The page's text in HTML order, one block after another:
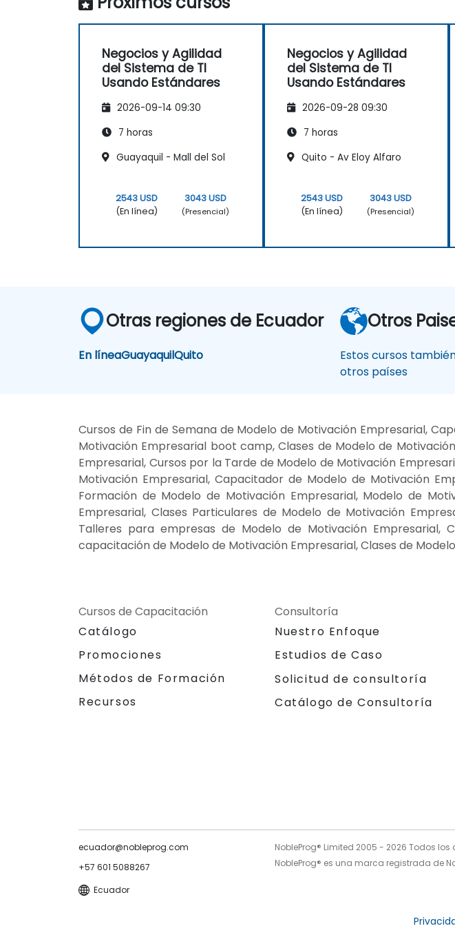
Negocios y Agilidad
del Sistema de TI
Usando Estándares
2026-09-14 09:30
7 horas
Guayaquil - Mall del Sol
2543 USD
(En línea)
3043 USD
(Presencial)
Negocios y Agilidad
del Sistema de TI
Usando Estándares
2026-09-28 09:30
7 horas
Quito - Av Eloy Alfaro
2543 USD
(En línea)
3043 USD
(Presencial)
Otras regiones de Ecuador
En líneaGuayaquilQuito
Otros
Estos cursos
otros países
Cursos de Fin de Semana de Modelo de Motivación Empresarial,
Motivación Empresarial boot camp, Clases de Modelo de
Empresarial, Cursos por la Tarde de Modelo de Motivación
Motivación Empresarial, Capacitador de Modelo de Motivación
Formación de Modelo de Motivación Empresarial, Modelo de
Empresarial, Clases Particulares de Modelo de Motivación
Talleres para empresas de Modelo de Motivación Empresarial,
capacitación de Modelo de Motivación Empresarial, Clases de
Cursos de Capacitación
Catálogo
Promociones
Métodos de Formación
Recursos
Consultoría
Nuestro Enfoque
Estudios de Caso
Solicitud de consultoría
Catálogo de Consultoría
ecuador@nobleprog.com
+57 601 5088267
Ecuador
NobleProg® Limited 2005 - 2026 Todos los
NobleProg® es una marca registrada de